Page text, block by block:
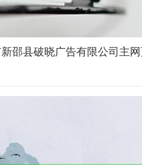
邵县破晓广告有限公司主